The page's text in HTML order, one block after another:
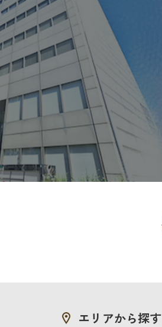
エリアから探す